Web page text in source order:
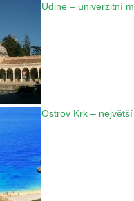
Udine – univerzitní
Ostrov Krk –